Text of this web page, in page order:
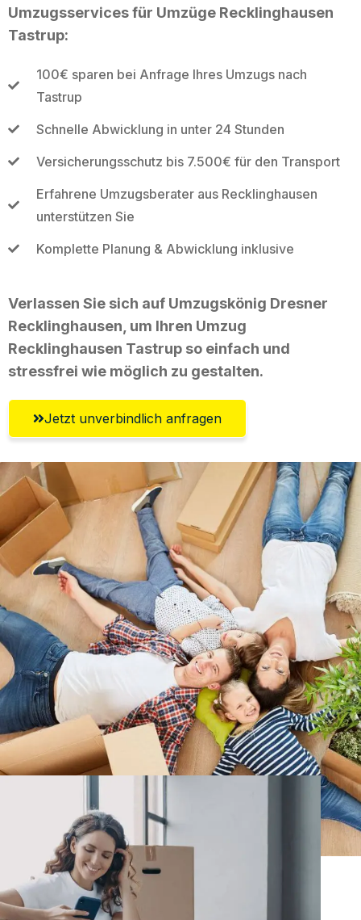
Umzugsservices für Umzüge Recklinghausen
Tastrup:
100€ sparen bei Anfrage Ihres Umzugs nach
Tastrup
Schnelle Abwicklung in unter 24 Stunden
Versicherungsschutz bis 7.500€ für den Transport
Erfahrene Umzugsberater aus Recklinghausen
unterstützen Sie
Komplette Planung & Abwicklung inklusive
Verlassen Sie sich auf Umzugskönig Dresner
Recklinghausen, um Ihren Umzug
Recklinghausen Tastrup so einfach und
stressfrei wie möglich zu gestalten.
Jetzt unverbindlich anfragen